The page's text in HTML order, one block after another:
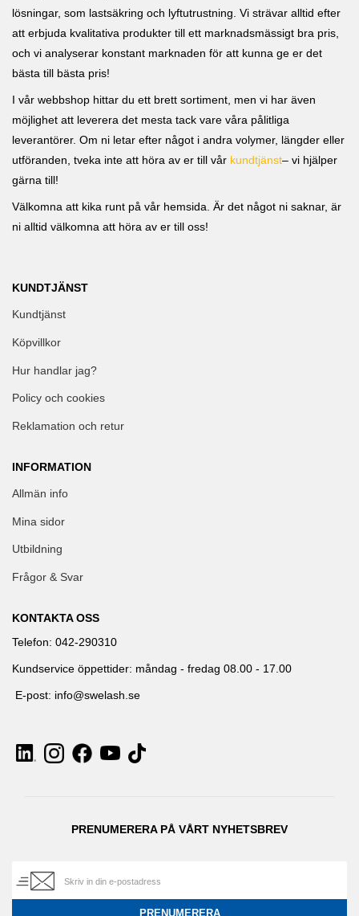
lösningar, som lastsäkring och lyftutrustning. Vi strävar alltid efter
att erbjuda kvalitativa produkter till ett marknadsmässigt bra pris,
och vi analyserar konstant marknaden för att kunna ge er det
bästa till bästa pris!
I vår webbshop hittar du ett brett sortiment, men vi har även
möjlighet att leverera det mesta tack vare våra pålitliga
leverantörer. Om ni letar efter något i andra volymer, längder eller
utföranden, tveka inte att höra av er till vår kundtjänst– vi hjälper
gärna till!
Välkomna att kika runt på vår hemsida. Är det något ni saknar, är
ni alltid välkomna att höra av er till oss!
KUNDTJÄNST
Kundtjänst
Köpvillkor
Hur handlar jag?
Policy och cookies
Reklamation och retur
INFORMATION
Allmän info
Mina sidor
Utbildning
Frågor & Svar
KONTAKTA OSS
Telefon: 042-290310
Kundservice öppettider: måndag - fredag 08.00 - 17.00
E-post: info@swelash.se
PRENUMERERA PÅ VÅRT NYHETSBREV
PRENUMERERA